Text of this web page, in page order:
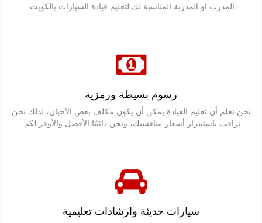
المدرب او المدربة المناسبة لك لتعليم قيادة السيارات بالكويت.
رسوم بسيطة ورمزية
نحن نعلم أن تعليم القيادة يمكن أن يكون مكلف بعض الأحيان، لذلك نحن
نراقب باستمرار أسعار منافسيك، ونحن دائمًا الأفضل والأوفر لكم.
سيارات حديثة وارشادات تعليمية